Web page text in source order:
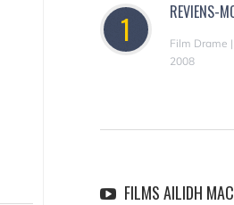
1 REVIENS-
Film Drame
2008
FILMS AILIDH